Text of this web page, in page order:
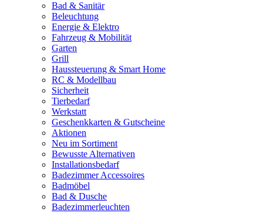
Bad & Sanitär
Beleuchtung
Energie & Elektro
Fahrzeug & Mobilität
Garten
Grill
Haussteuerung & Smart Home
RC & Modellbau
Sicherheit
Tierbedarf
Werkstatt
Geschenkkarten & Gutscheine
Aktionen
Neu im Sortiment
Bewusste Alternativen
Installationsbedarf
Badezimmer Accessoires
Badmöbel
Bad & Dusche
Badezimmerleuchten